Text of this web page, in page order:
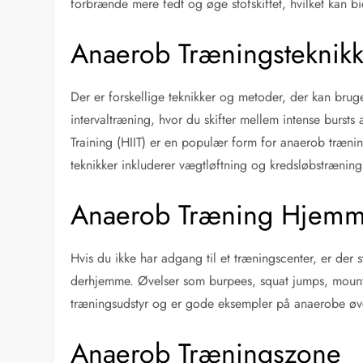
Anaerob
Der er forskellige teknikker og metoder, der kan
intervaltræning, hvor du skifter mellem intense
Training (HIIT) er en populær form for anaerob
teknikker inkluderer vægtløftning og
Anaerob Træning
Hvis du ikke har adgang til et træningscenter, er
derhjemme. Øvelser som burpees, squat jumps,
træningsudstyr og er gode eksempler på anaerobe
Anaerob Træningszone